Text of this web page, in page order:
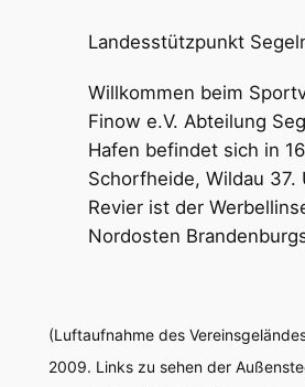
Landesstützpunkt
Willkommen beim
Finow e.V. Abteilung
Hafen befindet sich in
Schorfheide, Wildau 37.
Revier ist der
Nordosten
(Luftaufnahme des
2009. Links zu sehen der